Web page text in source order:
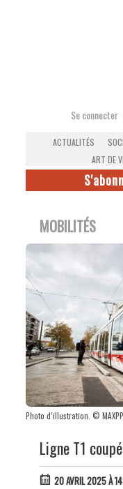
Se connecter
ACTUALITÉS
ART DE
MOBILITÉS
Photo d’illustration. ©
Ligne T1
20 AVRIL 2025 À